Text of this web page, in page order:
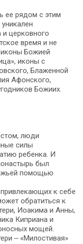
ее рядом с этим
церковного
время и не
Божией
иконы с
Блаженной
Афонского,
Божиих.
люди
силы
ребенка. И
был
помощью
к себе
обратиться к
Иоакима и Анны,
Киприана и
мощей.
‒ «Милостивая»